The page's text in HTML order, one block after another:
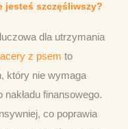
jesteś szczęśliwszy?
dla utrzymania
z psem to
który nie wymaga
finansowego.
co poprawia